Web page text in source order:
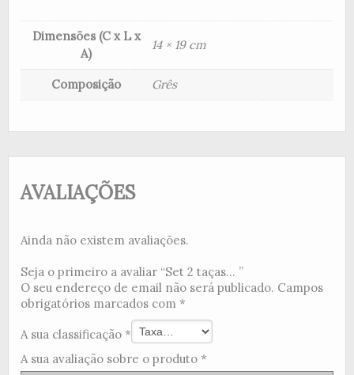
Dimensões (C x L x
A)
14 × 19 cm
Composição Grês
AVALIAÇÕES
Ainda não existem avaliações.
Seja o primeiro a avaliar “Set 2 taças... ”
O seu endereço de email não será publicado. Campos
obrigatórios marcados com *
A sua classificação *
A sua avaliação sobre o produto *